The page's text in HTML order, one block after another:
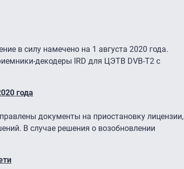
в силу намечено на 1 августа 2020 года.
декодеры IRD для ЦЭТВ DVB-T2 с
года
документы на приостановку лицензии,
В случае решения о возобновлении